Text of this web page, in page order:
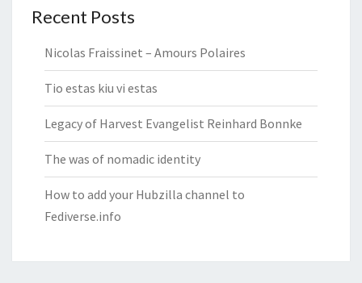
Recent Posts
Nicolas Fraissinet – Amours Polaires
Tio estas kiu vi estas
Legacy of Harvest Evangelist Reinhard Bonnke
The was of nomadic identity
How to add your Hubzilla channel to
Fediverse.info